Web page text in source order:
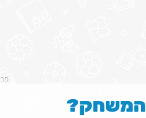
המשחק?